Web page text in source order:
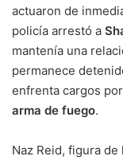
actuaron de
policía arrestó a
mantenía una
permanece
enfrenta cargos por
arma de fuego.
Naz Reid, figura de